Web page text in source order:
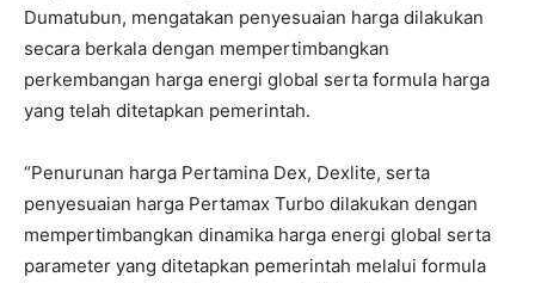
Dumatubun, mengatakan penyesuaian harga dilakukan
secara berkala dengan mempertimbangkan
perkembangan harga energi global serta formula harga
yang telah ditetapkan pemerintah.
“Penurunan harga Pertamina Dex, Dexlite, serta
penyesuaian harga Pertamax Turbo dilakukan dengan
mempertimbangkan dinamika harga energi global serta
parameter yang ditetapkan pemerintah melalui formula